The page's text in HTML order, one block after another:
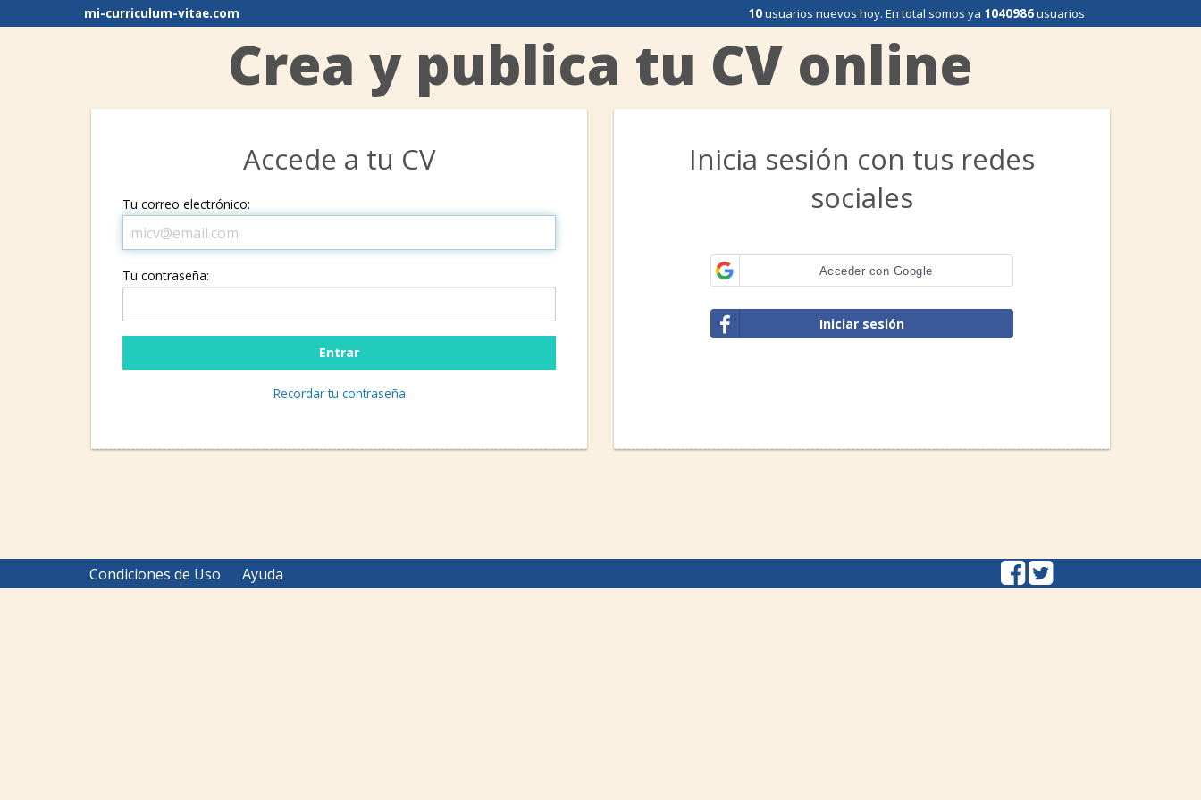
mi-curriculum-vitae.com 10usuarios nuevos hoy. En total somos ya 1040986usuarios
Crea y publica tu CV online
Accede a tu CV
Tu correo electrónico:
Tu contraseña:
Recordar tu contraseña
Inicia sesión con tus redes
sociales
Acceder con Google
Iniciar sesión
Condiciones de Uso Ayuda